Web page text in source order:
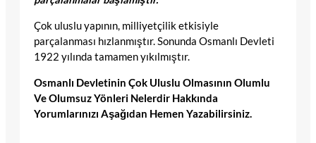
Çok uluslu yapının, milliyetçilik etkisiyle
parçalanması hızlanmıştır. Sonunda Osmanlı Devleti
1922 yılında tamamen yıkılmıştır.
Osmanlı Devletinin Çok Uluslu Olmasının Olumlu
Ve Olumsuz Yönleri Nelerdir Hakkında
Yorumlarınızı Aşağıdan Hemen Yazabilirsiniz.